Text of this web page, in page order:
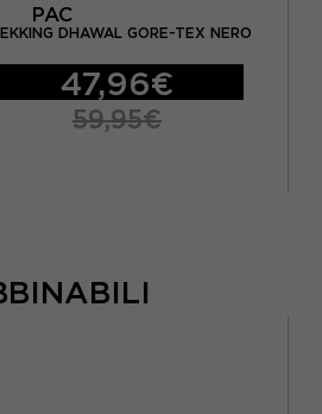
PAC
DHAWAL GORE-TEX NERO
47,96€
59,95€